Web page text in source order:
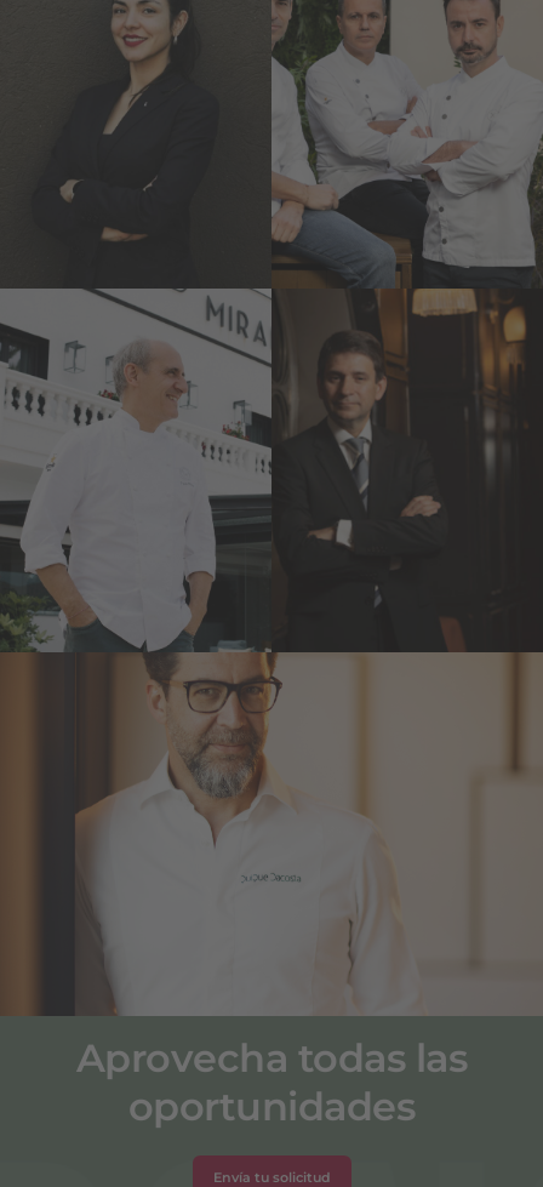
Marianna
Suarez
d’Alessandro
Mateu
Casañas,
Oriol Castro
y Eduard
Xatruch
Disfrutar***
Paco Pérez Pere Monje
Via Véneto
Quique Dacosta
Quique Dacosta***
Aprovecha todas las
oportunidades
Envía tu solicitud